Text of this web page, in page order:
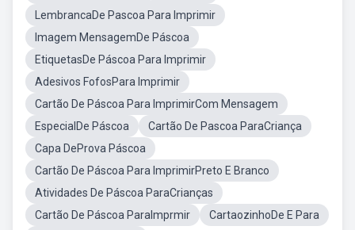
LembrancaDe Pascoa Para Imprimir
Imagem MensagemDe Páscoa
EtiquetasDe Páscoa Para Imprimir
Adesivos FofosPara Imprimir
Cartão De Páscoa Para ImprimirCom Mensagem
EspecialDe Páscoa
Cartão De Pascoa ParaCriança
Capa DeProva Páscoa
Cartão De Páscoa Para ImprimirPreto E Branco
Atividades De Páscoa ParaCrianças
Cartão De Páscoa ParaImprmir
CartaozinhoDe E Para